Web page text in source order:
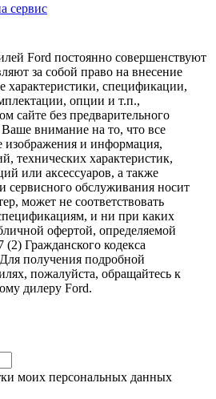
сервис
Ford постоянно совершенствуют
за собой право на внесение
характеристики, спецификации,
опции и т.п.,
сайте без предварительного
внимание на то, что все
изображения и информация,
технических характеристик,
или аксессуаров, а также
сервисного обслуживания носит
может не соответствовать
и ни при каких
офертой, определяемой
Гражданского кодекса
получения подробной
пожалуйста, обращайтесь к
дилеру Ford.
моих персональных данных